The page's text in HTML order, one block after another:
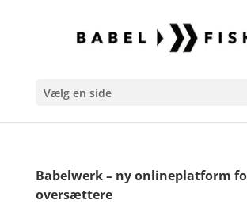
Vælg en side
Babelwerk – ny onlineplatform
oversættere